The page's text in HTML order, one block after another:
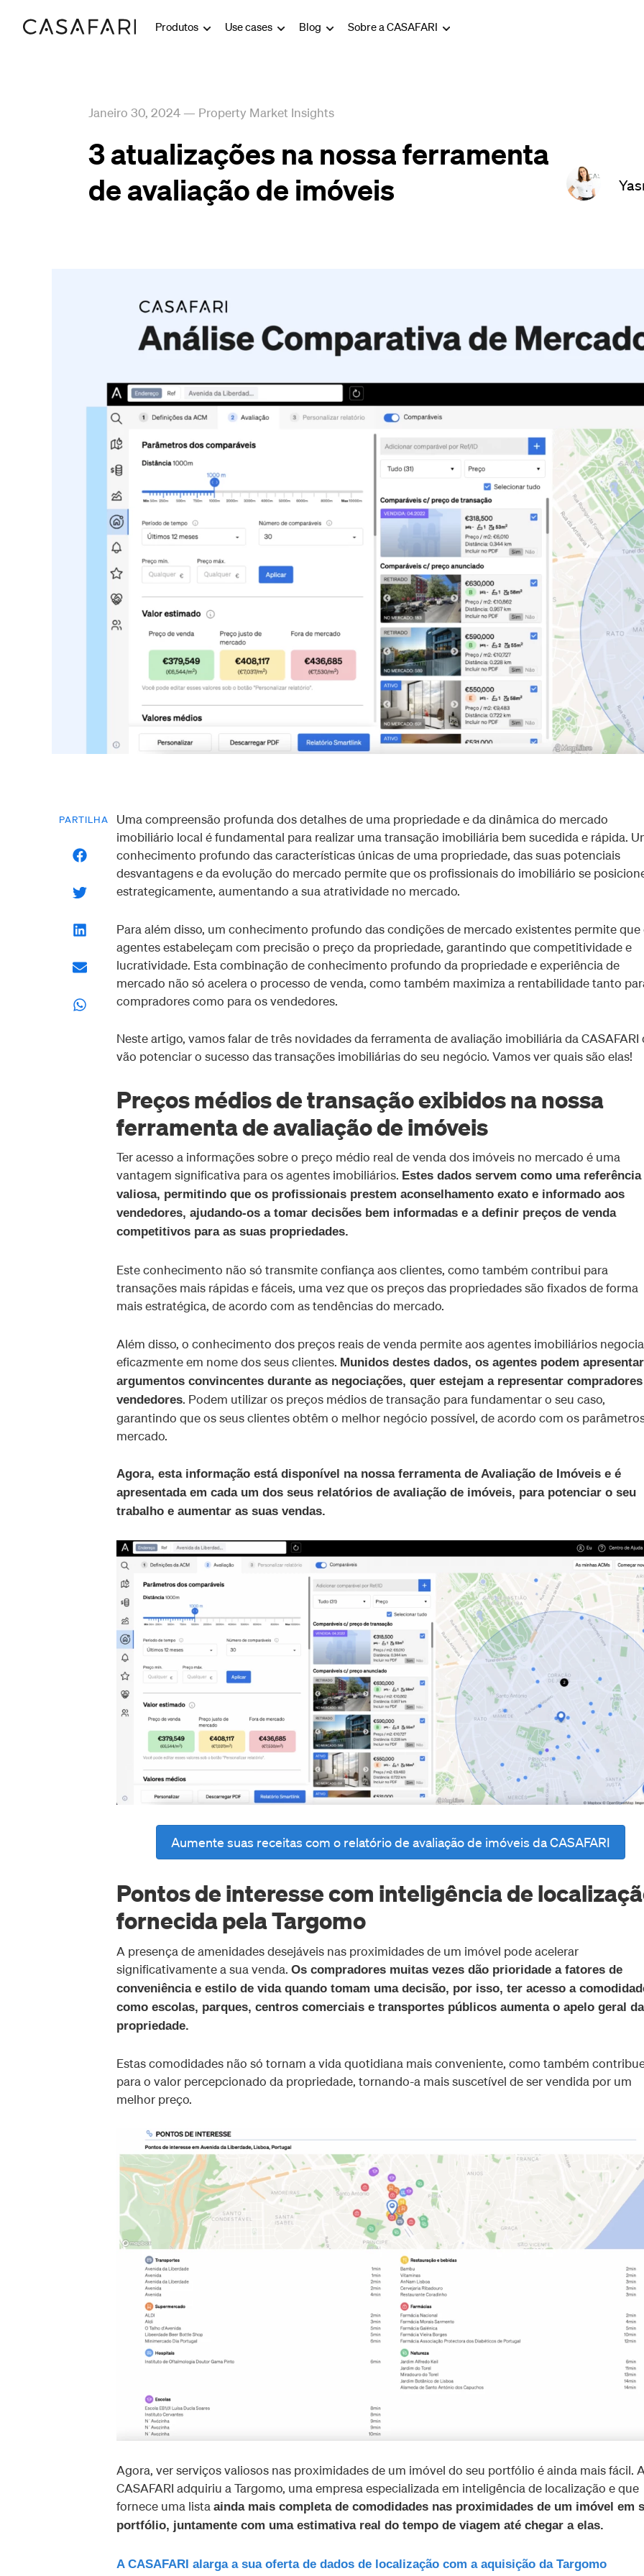
Produtos Use cases Blog Sobre a CASAFARI
Janeiro 30, 2024 — Property Market Insights
3 atualizações na nossa ferramenta
de avaliação de imóveis
PARTILHA
Uma compreensão profunda dos detalhes de uma propriedade e da dinâmica do mercado
imobiliário local é fundamental para realizar uma transação imobiliária bem sucedida e rápida.
conhecimento profundo das características únicas de uma propriedade, das suas potenciais
desvantagens e da evolução do mercado permite que os profissionais do imobiliário se
estrategicamente, aumentando a sua atratividade no mercado.
Para além disso, um conhecimento profundo das condições de mercado existentes permite que
agentes estabeleçam com precisão o preço da propriedade, garantindo que competitividade e
lucratividade. Esta combinação de conhecimento profundo da propriedade e experiência de
mercado não só acelera o processo de venda, como também maximiza a rentabilidade tanto
compradores como para os vendedores.
Neste artigo, vamos falar de três novidades da ferramenta de avaliação imobiliária da CASAFARI
vão potenciar o sucesso das transações imobiliárias do seu negócio. Vamos ver quais são elas!
Preços médios de transação exibidos na nossa
ferramenta de avaliação de imóveis
Ter acesso a informações sobre o preço médio real de venda dos imóveis no mercado é uma
vantagem significativa para os agentes imobiliários. Estes dados servem como uma referência
valiosa, permitindo que os profissionais prestem aconselhamento exato e informado aos
vendedores, ajudando-os a tomar decisões bem informadas e a definir preços de venda
competitivos para as suas propriedades.
Este conhecimento não só transmite confiança aos clientes, como também contribui para
transações mais rápidas e fáceis, uma vez que os preços das propriedades são fixados de forma
mais estratégica, de acordo com as tendências do mercado.
Além disso, o conhecimento dos preços reais de venda permite aos agentes imobiliários
eficazmente em nome dos seus clientes. Munidos destes dados, os agentes podem apresentar
argumentos convincentes durante as negociações, quer estejam a representar
vendedores. Podem utilizar os preços médios de transação para fundamentar o seu caso,
garantindo que os seus clientes obtêm o melhor negócio possível, de acordo com os
mercado.
Agora, esta informação está disponível na nossa ferramenta de Avaliação de Imóveis e é
apresentada em cada um dos seus relatórios de avaliação de imóveis, para potenciar o seu
trabalho e aumentar as suas vendas.
Aumente suas receitas com o relatório de avaliação de imóveis da CASAFARI
Pontos de interesse com inteligência de
fornecida pela Targomo
A presença de amenidades desejáveis nas proximidades de um imóvel pode acelerar
significativamente a sua venda. Os compradores muitas vezes dão prioridade a fatores de
conveniência e estilo de vida quando tomam uma decisão, por isso, ter acesso a
como escolas, parques, centros comerciais e transportes públicos aumenta o apelo geral da
propriedade.
Estas comodidades não só tornam a vida quotidiana mais conveniente, como também
para o valor percepcionado da propriedade, tornando-a mais suscetível de ser vendida por um
melhor preço.
Agora, ver serviços valiosos nas proximidades de um imóvel do seu portfólio é ainda mais fácil.
CASAFARI adquiriu a Targomo, uma empresa especializada em inteligência de localização e que
fornece uma lista ainda mais completa de comodidades nas proximidades de um imóvel em
portfólio, juntamente com uma estimativa real do tempo de viagem até chegar a elas.
A CASAFARI alarga a sua oferta de dados de localização com a aquisição da Targomo